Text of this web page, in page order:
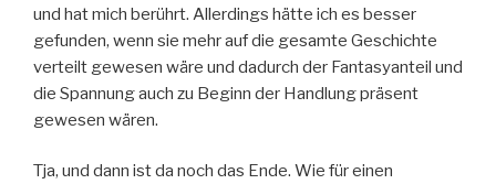
und hat mich berührt. Allerdings hätte ich es besser
gefunden, wenn sie mehr auf die gesamte Geschichte
verteilt gewesen wäre und dadurch der Fantasyanteil und
die Spannung auch zu Beginn der Handlung präsent
gewesen wären.
Tja, und dann ist da noch das Ende. Wie für einen